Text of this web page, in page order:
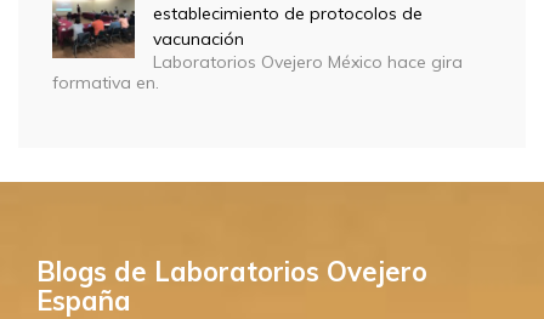
establecimiento de protocolos de
vacunación
Laboratorios Ovejero México hace gira
formativa en.
Blogs de Laboratorios Ovejero
España